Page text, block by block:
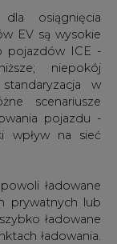
osiągnięcia
EV są wysokie
pojazdów ICE -
niepokój
w
scenariusze
pojazdu -
wpływ na sieć
ładowane
prywatnych lub
ładowane
ładowania.